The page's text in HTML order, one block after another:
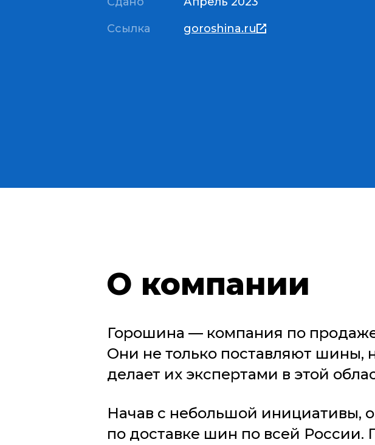
Ссылка
goroshina.ru
О компании
Горошина — компания по
Они не только поставляют шины,
делает их экспертами в этой
Начав с небольшой инициативы,
по доставке шин по всей